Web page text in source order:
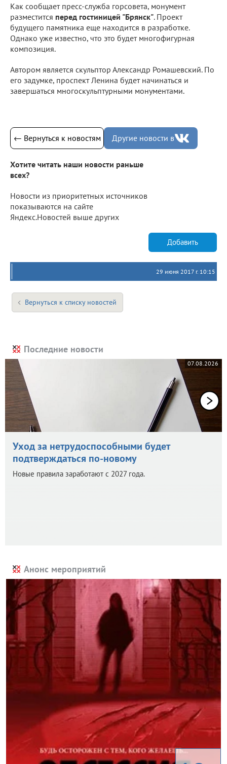
Как сообщает пресс-служба горсовета, монумент
разместится перед гостиницей "Брянск". Проект
будущего памятника еще находится в разработке.
Однако уже известно, что это будет многофигурная
композиция.
Автором является скульптор Александр Ромашевский. По
его задумке, проспект Ленина будет начинаться и
завершаться многоскульптурными монументами.
← Вернуться к новостям Другие новости в
Хотите читать наши новости раньше
всех?
Новости из приоритетных источников
показываются на сайте
Яндекс.Новостей выше других
Добавить
29 июня 2017 г. 10:15
Вернуться к списку новостей
Последние новости
07.08.2026
Уход за нетрудоспособными будет
подтверждаться по-новому
Новые правила заработают с 2027 года.
Анонс мероприятий